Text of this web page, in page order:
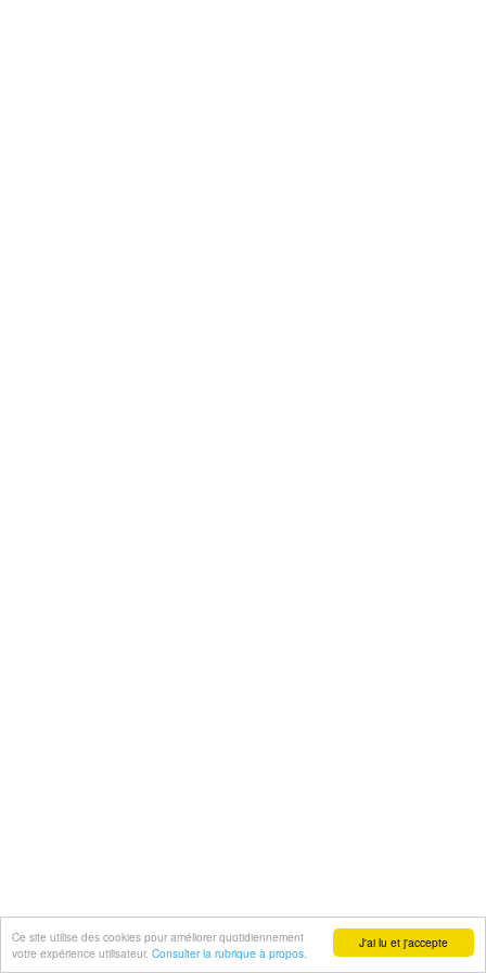
J'ai lu et j'accepte
Ce site utilise des cookies pour améliorer quotidiennement
votre expérience utilisateur. Consulter la rubrique à propos.